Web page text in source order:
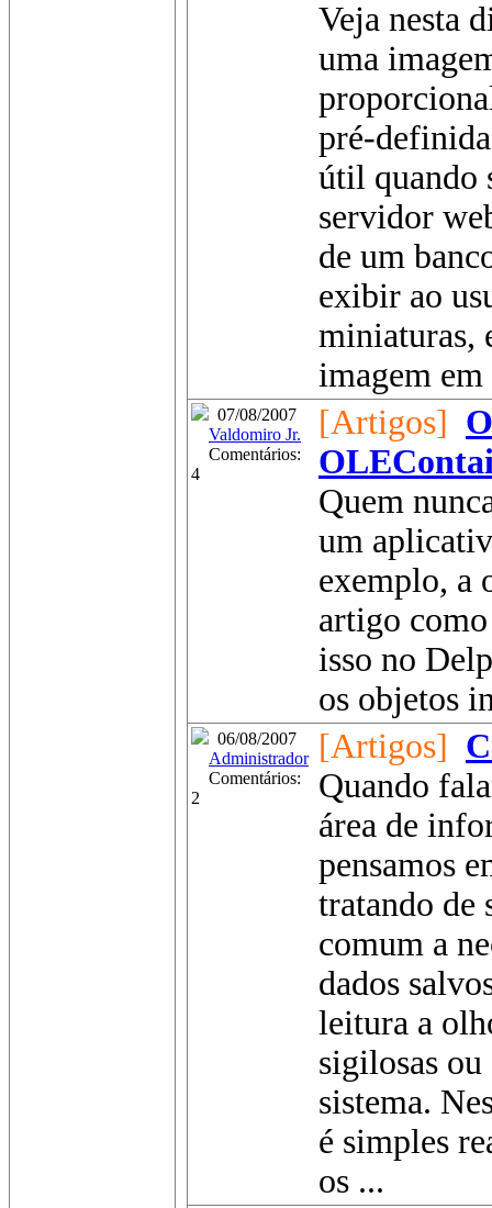
Veja nesta
uma
pré-
útil quando
servidor
de um
exibir ao
miniaturas,
imagem em
07/08/2007
Valdomiro Jr.
Comentários:
4
[Artigos]
Quem
um
exemplo, a
artigo
isso no
os objetos
06/08/2007
Administrador
Comentários:
2
[Artigos]
Quando
área de
pensamos
tratando de
comum a
dados
leitura a
sigilosas
sistema.
é simples
os ...